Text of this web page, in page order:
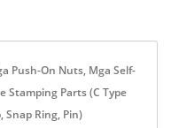
Push-On Nuts, Mga Self-
Stamping Parts (C Type
Snap Ring, Pin)